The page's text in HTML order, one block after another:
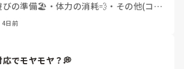
びの準備🏖️ ・ 体力の消耗💨 ・ その他(コメ
4日前
でモヤモヤ？💭